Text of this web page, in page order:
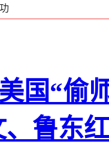
国“偷
、鲁东红